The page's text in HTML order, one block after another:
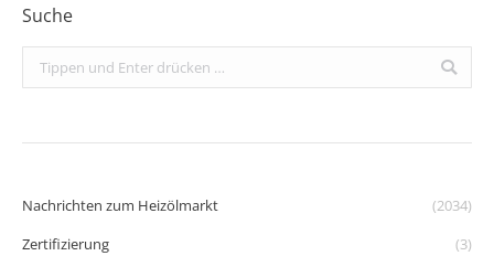
Suche
Search:
Nachrichten zum Heizölmarkt
(2034)
Zertifizierung
(3)